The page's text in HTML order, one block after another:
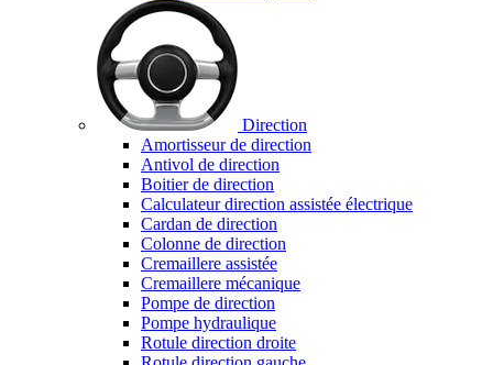
Direction
Amortisseur de direction
Antivol de direction
Boitier de direction
Calculateur direction assistée électrique
Cardan de direction
Colonne de direction
Cremaillere assistée
Cremaillere mécanique
Pompe de direction
Pompe hydraulique
Rotule direction droite